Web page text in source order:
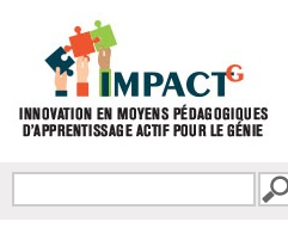
FORMULAIRE DE